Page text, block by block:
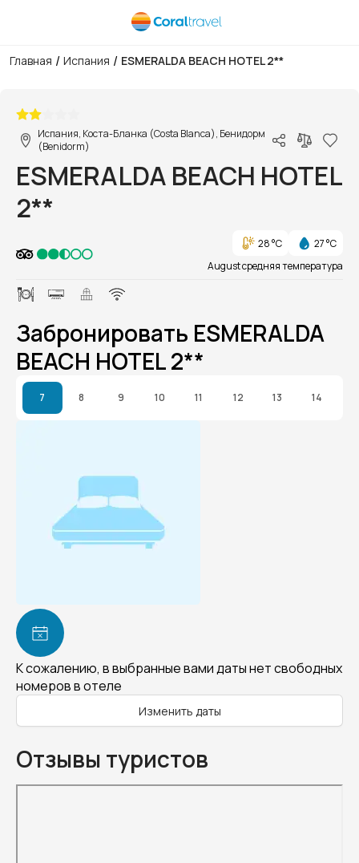
Главная / Испания / ESMERALDA BEACH HOTEL 2**
Испания, Коста-Бланка (Costa Blanca), Бенидорм
(Benidorm)
ESMERALDA BEACH HOTEL
2**
28 °C
27 °C
August средняя температура
Забронировать ESMERALDA
BEACH HOTEL 2**
7 8 9 10 11 12 13 14
К сожалению, в выбранные вами даты нет свободных
номеров в отеле
Изменить даты
Отзывы туристов